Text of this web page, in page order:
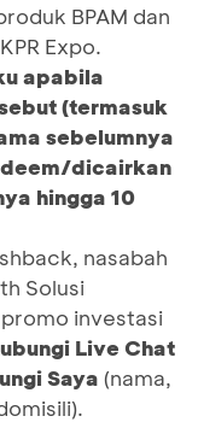
BPAM dan
Expo.
apabila
(termasuk
sebelumnya
dicairkan
hingga 10
nasabah
Solusi
investasi
Live Chat
Saya (nama,